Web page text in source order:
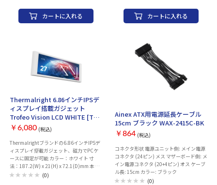
クリップ（x4・増設用含む） Intel Socket
LGA1700用バックプレート（x1） Intel
Socket LGA1200/115x用バックプレート
リーブ（x4） AMD用ネジ（x4・#6-32）
NZXT高性能サーマルペースト 1g（x1）
NZXT RGB（オス）～5V ARGB（メス）接
続ケーブル（x1・200mm） 対応ソケット
銅製 : 40 x 35 mm ヒートパイプ 銅製 : 4本
ヒートシンク アルミニウム製 ファン
■F120RGB（発光モデル） サイズ : 120 x
120 x 26 mm 回転数 : 500 ～ 1800 ± 300
RPM 風量 : 13.94 ～ 50.18 CFM 静圧 : 0.75
～ 2.7 mm-H2O ノイズ : 17.2 ～ 27.5 dBA
軸受け : Fluid Dynamic Bearing 消費電力 :
DC12V、0.18A、2.16W 端子 : PWM 4ピン
平均故障時間 : 6万時間 保証期間： ご購入
日より2年間
カートに入れる
さの調整 プリセットされたテーマやテン
プレートのギャラリーなどの変更 ・ご自
ん） ・Push Flow機能、ご自身のPC画面
の一部を指定範囲して本製品のディプレイ
内に表示 ・Layer Mask機能、画面内に線
を引いたり四角や丸で囲ったりなどのエデ
ィット機能はなく、 PNG画像をご自身で
作成して画面上に重ねわせる仕様です。
カートに入れる
Thermalright 6.86インチIPSデ
ィスプレイ搭載ガジェット
Trofeo Vision LCD WHITE [TH-
TVLCD-WH]
￥6,080 (税込)
Thermalrightブランドの6.86インチIPSデ
ィスプレイ搭載ガジェット、磁力でPCケ
ースに固定が可能 カラー：ホワイト 寸
法：187.2(W) x 21(H) x 72.1(D)mm 本体
重量：183g ディスプレイサイズ：6.86イ
(0)
Ainex ATX用電源延長ケーブル
15cm ブラック WAX-2415C-BK
￥864 (税込)
コネクタ形状 電源ユニット側: メイン電源
コネクタ (24ピン) メス マザーボード側: メ
イン電源コネクタ (20+4ピン) オス ケーブ
ル長: 15cm カラー: ブラック
(0)